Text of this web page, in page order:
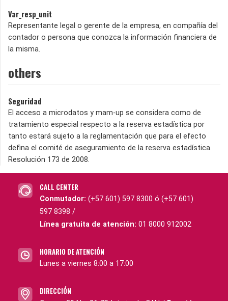
Var_resp_unit
Representante legal o gerente de la empresa, en compañía del
contador o persona que conozca la información financiera de
la misma.
others
Seguridad
El acceso a microdatos y mam-up se considera como de
tratamiento especial respecto a la reserva estadística por
tanto estará sujeto a la reglamentación que para el efecto
defina el comité de aseguramiento de la reserva estadística.
Resolución 173 de 2008.
CALL CENTER
Conmutador: (+57 601) 597 8300 ó (+57 601)
597 8398 /
Línea gratuita de atención: 01 8000 912002
HORARIO DE ATENCIÓN
Lunes a viernes 8:00 a 17:00
DIRECCIÓN